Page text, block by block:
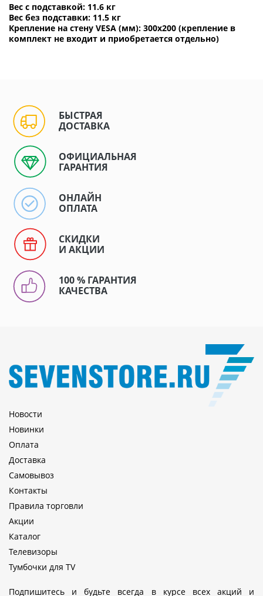
Вес с подставкой: 11.6 кг
Вес без подставки: 11.5 кг
Крепление на стену VESA (мм): 300x200 (крепление в
комплект не входит и приобретается отдельно)
БЫСТРАЯ
ДОСТАВКА
ОФИЦИАЛЬНАЯ
ГАРАНТИЯ
ОНЛАЙН
ОПЛАТА
СКИДКИ
И АКЦИИ
100 % ГАРАНТИЯ
КАЧЕСТВА
Новости
Новинки
Оплата
Доставка
Самовывоз
Контакты
Правила торговли
Акции
Каталог
Телевизоры
Тумбочки для TV
Подпишитесь и будьте всегда в курсе всех акций и